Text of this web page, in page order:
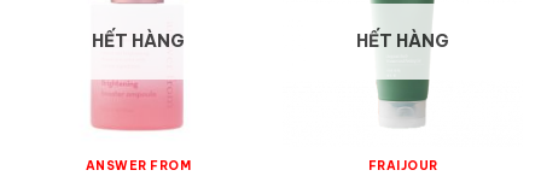
HẾT HÀNG
ANSWER FROM
HẾT HÀNG
FRAIJOUR